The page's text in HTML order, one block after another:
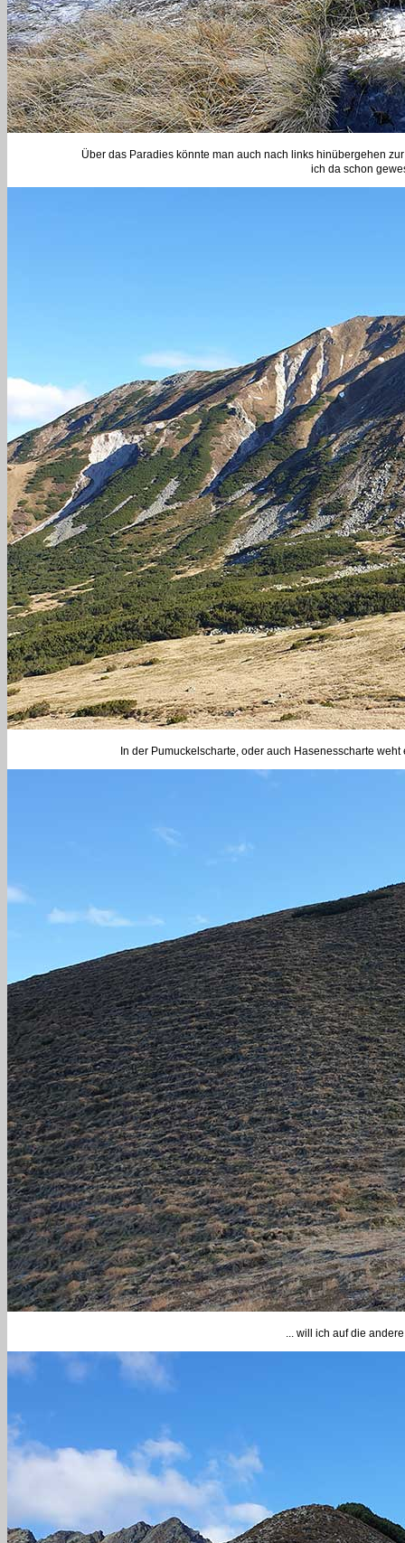
Über das Paradies könnte man auch nach links hinübergehen
ich da schon
In der Pumuckelscharte, oder auch Hasenesscharte
... will ich auf die